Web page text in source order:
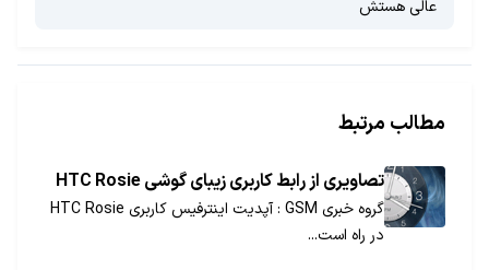
عالی هستش
مطالب مرتبط
تصاویری از رابط کاربری زیبای گوشی HTC Rosie
گروه خبری GSM : آپدیت اینترفیس کاربری HTC Rosie
در راه است...